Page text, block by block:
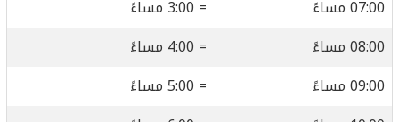
07:00 مساءً
= 3:00 مساءً
08:00 مساءً
= 4:00 مساءً
09:00 مساءً
= 5:00 مساءً